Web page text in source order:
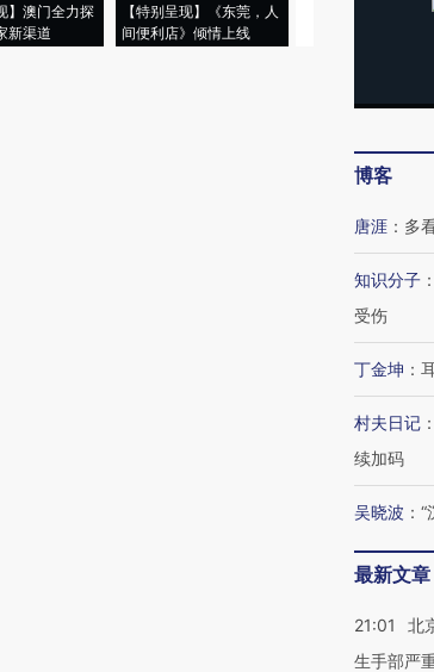
】澳门全力探
新渠道
【特别呈现】《东莞，人
间便利店》倾情上线
会，让数智科技“链”
博客
唐涯 ： 多
知识分子 ：
受伤
丁金坤 ：
村夫日记 ：
续加码
吴晓波 ： “
最新文章
21:01
北
生手部严